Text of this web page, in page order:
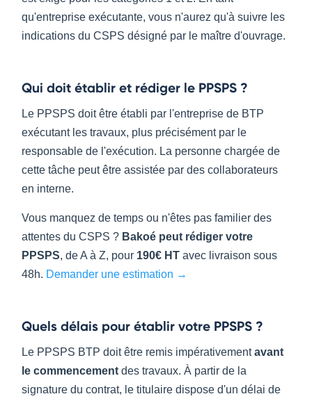
qu'entreprise exécutante, vous n'aurez qu'à suivre les
indications du CSPS désigné par le maître d'ouvrage.
Qui doit établir et rédiger le PPSPS ?
Le PPSPS doit être établi par l'entreprise de BTP
exécutant les travaux, plus précisément par le
responsable de l'exécution. La personne chargée de
cette tâche peut être assistée par des collaborateurs
en interne.
Vous manquez de temps ou n'êtes pas familier des
attentes du CSPS ? Bakoé peut rédiger votre
PPSPS, de A à Z, pour 190€ HT avec livraison sous
48h. Demander une estimation →
Quels délais pour établir votre PPSPS ?
Le PPSPS BTP doit être remis impérativementavant
le commencement des travaux. À partir de la
signature du contrat, le titulaire dispose d'un délai de